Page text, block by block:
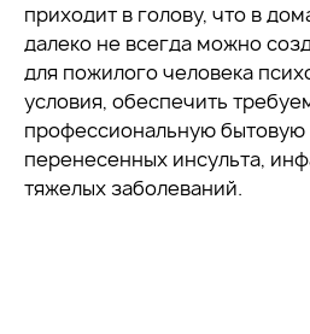
приходит в голову, что в
далеко не всегда можно
для пожилого человека
условия, обеспечить
профессиональную
перенесенных инсульта,
тяжелых заболеваний.